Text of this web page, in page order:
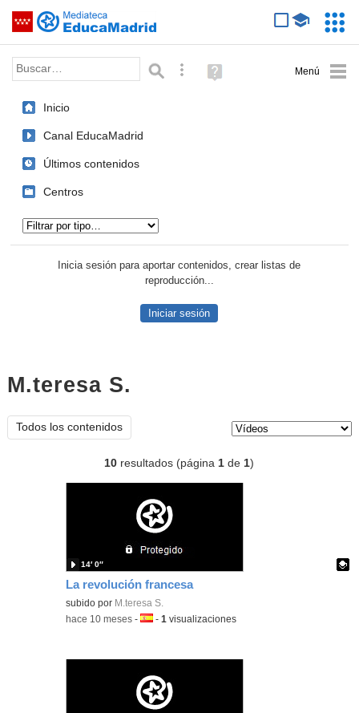
Saltar navegación
Palabra o frase: Búsqueda avanzada
Ayuda
(en
Inicio
Canal EducaMadrid
Últimos contenidos
Centros
Inicia sesión para aportar contenidos, crear listas de
reproducción...
Iniciar sesión
M.teresa S.
Todos los contenidos
10 resultados (página1 de1)
La revolución francesa
Contenido educativo.
subido por M.teresa S.
14′ 0″
-hace 10 meses -Idioma:
-1 visualizaciones